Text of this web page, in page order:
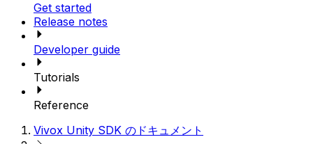
Get started
Release notes
Developer guide
Tutorials
Reference
Vivox Unity SDK のドキュメント